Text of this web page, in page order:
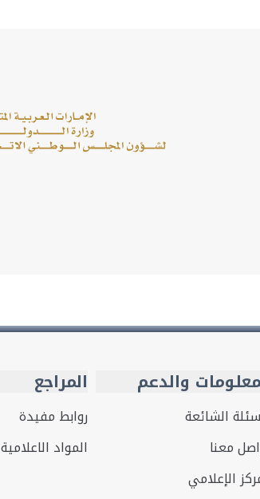
والدعم
الشائعة
معنا
الإعلامي
المراجع
روابط مفيدة
المواد الاعلامية